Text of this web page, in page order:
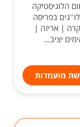
הלוגיסטיקה
בפריסה
| אריזה |
יציב...
מועמדות